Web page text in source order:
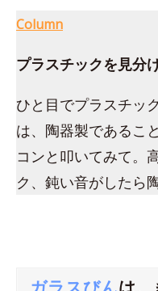
Column
プラスチックを見分
ひと目でプラスチッ
は、陶器製であるこ
コンと叩いてみて。
ク、鈍い音がしたら